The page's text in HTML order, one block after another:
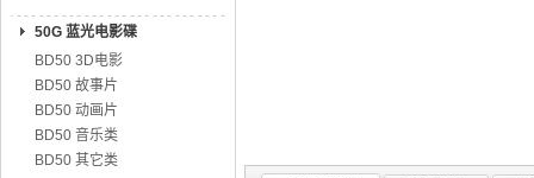
50G 蓝光电影碟
BD50 3D电影
BD50 故事片
BD50 动画片
BD50 音乐类
BD50 其它类